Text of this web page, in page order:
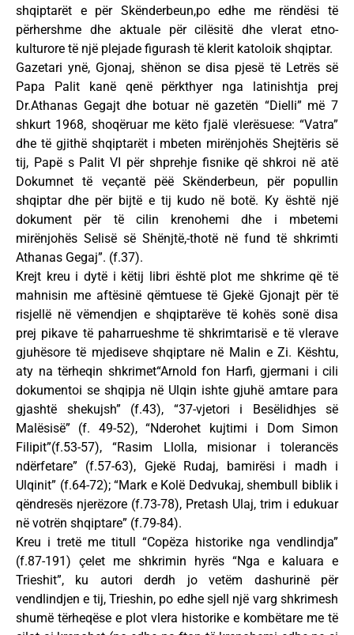
shqiptarët e për Skënderbeun,po edhe me rëndësi të
përhershme dhe aktuale për cilësitë dhe vlerat etno-
kulturore të një plejade figurash të klerit katoloik shqiptar.
Gazetari ynë, Gjonaj, shënon se disa pjesë të Letrës së
Papa Palit kanë qenë përkthyer nga latinishtja prej
Dr.Athanas Gegajt dhe botuar në gazetën “Dielli” më 7
shkurt 1968, shoqëruar me këto fjalë vlerësuese: “Vatra”
dhe të gjithë shqiptarët i mbeten mirënjohës Shejtëris së
tij, Papë s Palit VI për shprehje fisnike që shkroi në atë
Dokumnet të veçantë pëë Skënderbeun, për popullin
shqiptar dhe për bijtë e tij kudo në botë. Ky është një
dokument për të cilin krenohemi dhe i mbetemi
mirënjohës Selisë së Shënjtë,-thotë në fund të shkrimti
Athanas Gegaj”. (f.37).
Krejt kreu i dytë i këtij libri është plot me shkrime që të
mahnisin me aftësinë qëmtuese të Gjekë Gjonajt për të
risjellë në vëmendjen e shqiptarëve të kohës sonë disa
prej pikave të paharrueshme të shkrimtarisë e të vlerave
gjuhësore të mjediseve shqiptare në Malin e Zi. Kështu,
aty na tërheqin shkrimet“Arnold fon Harfi, gjermani i cili
dokumentoi se shqipja në Ulqin ishte gjuhë amtare para
gjashtë shekujsh” (f.43), “37-vjetori i Besëlidhjes së
Malësisë” (f. 49-52), “Nderohet kujtimi i Dom Simon
Filipit”(f.53-57), “Rasim Llolla, misionar i tolerancës
ndërfetare” (f.57-63), Gjekë Rudaj, bamirësi i madh i
Ulqinit” (f.64-72); “Mark e Kolë Dedvukaj, shembull biblik i
qëndresës njerëzore (f.73-78), Pretash Ulaj, trim i edukuar
në votrën shqiptare” (f.79-84).
Kreu i tretë me titull “Copëza historike nga vendlindja”
(f.87-191) çelet me shkrimin hyrës “Nga e kaluara e
Trieshit”, ku autori derdh jo vetëm dashurinë për
vendlindjen e tij, Trieshin, po edhe sjell një varg shkrimesh
shumë tërheqëse e plot vlera historike e kombëtare me të